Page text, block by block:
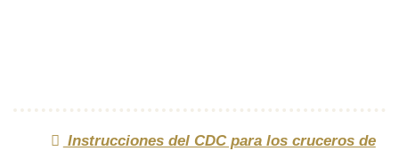
Instrucciones del CDC para los cruceros de